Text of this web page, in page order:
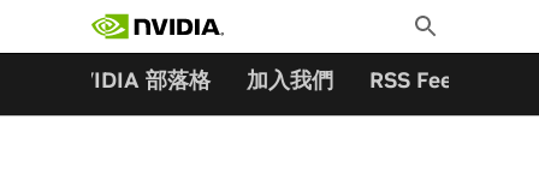
Toggle
Search
NVIDIA 部落格 加入我們 RSS Feeds